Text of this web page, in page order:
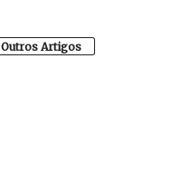
Outros Artigos